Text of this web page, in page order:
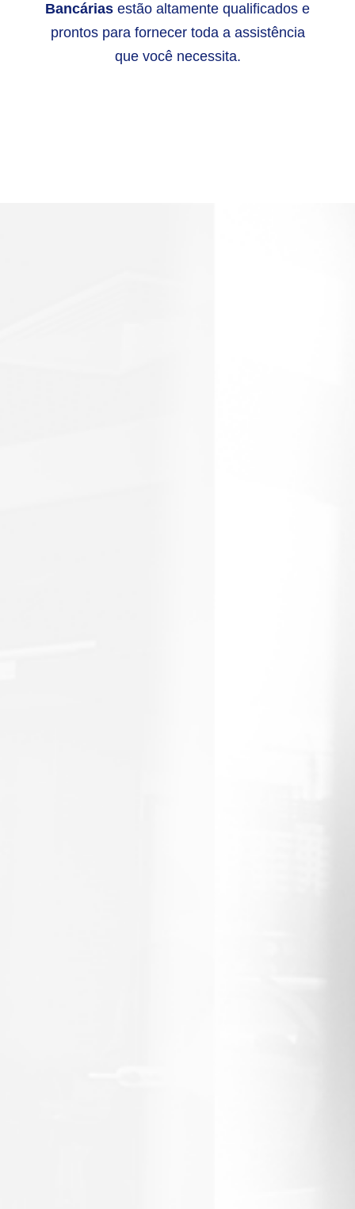
Bancárias estão altamente qualificados e
prontos para fornecer toda a assistência
que você necessita.